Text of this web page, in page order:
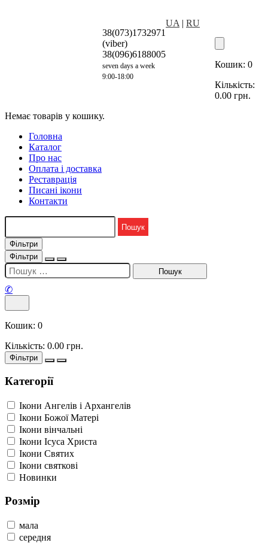
38(073)1732971
(viber)
38(096)6188005
seven days a week
9:00-18:00
UA | RU
Кошик: 0
Кількість:
0.00 грн.
Немає товарів у кошику.
Головна
Каталог
Про нас
Оплата і доставка
Реставрація
Писані ікони
Контакти
Фільтри
Фільтри
✆
Кошик: 0
Кількість: 0.00 грн.
Фільтри
Категорії
Ікони Ангелів і Архангелів
Ікони Божої Матері
Ікони вінчальні
Ікони Ісуса Христа
Ікони Святих
Ікони святкові
Новинки
Розмір
мала
середня